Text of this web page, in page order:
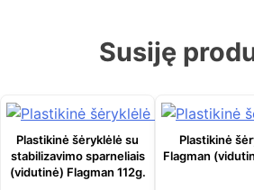
Susiję
Plastikinė šėryklėlė su
stabilizavimo sparneliais
(vidutinė) Flagman 112g.
Plastikinė
Flagman